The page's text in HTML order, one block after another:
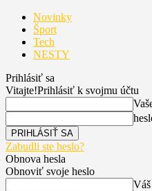
Novinky
Šport
Tech
NESTY
Prihlásiť sa
Vitajte!Prihlásiť k svojmu účtu
Zabudli ste heslo?
Obnova hesla
Obnoviť svoje heslo